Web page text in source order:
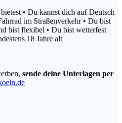
• Du kannst dich auf Deutsch
im Straßenverkehr • Du bist
bist flexibel • Du bist wetterfest
18 Jahre alt
sende deine Unterlagen per